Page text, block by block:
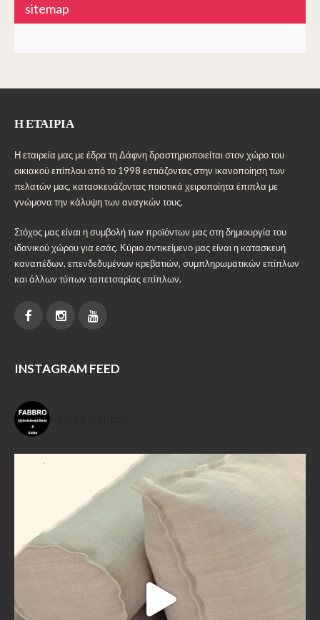
sitemap
Η ΕΤΑΙΡΊΑ
Η εταιρεία μας με έδρα τη Δάφνη δραστηριοποιείται στον χώρο του
οικιακού επίπλου από το 1998 εστιάζοντας στην ικανοποίηση των
πελατών μας, κατασκευάζοντας ποιοτικά χειροποίητα έπιπλα με
γνώμονα την κάλυψη των αναγκών τους.
Στόχος μας είναι η συμβολή των προϊόντων μας στη δημιουργία του
ιδανικού χώρου για εσάς. Κύριο αντικείμενο μας είναι η κατασκευή
καναπέδων, επενδεδυμένων κρεβατιών, συμπληρωματικών επίπλων
και άλλων τύπων ταπετσαρίας επίπλων.
INSTAGRAM FEED